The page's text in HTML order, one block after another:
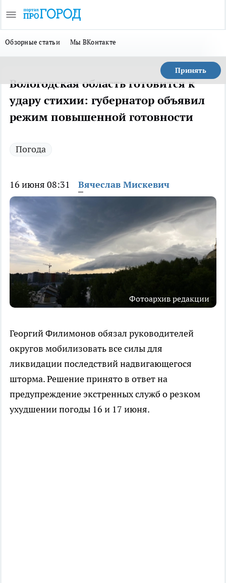
Обзорные статьи Мы ВКонтакте
Принять
Вологодская область готовится к
удару стихии: губернатор объявил
режим повышенной готовности
Погода
16 июня 08:31 Вячеслав Мискевич
Фотоархив редакции
Георгий Филимонов обязал руководителей
округов мобилизовать все силы для
ликвидации последствий надвигающегося
шторма. Решение принято в ответ на
предупреждение экстренных служб о резком
ухудшении погоды 16 и 17 июня.